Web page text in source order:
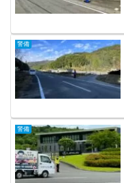
警備
警備